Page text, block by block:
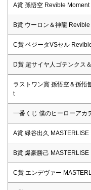
A賞 孫悟空 Revible Moment
B賞 ウーロン＆神龍
C賞 ベジータVSセル
D賞 超サイヤ人ゴテンクス
ラストワン賞 孫悟空＆孫悟
t
一番くじ 僕のヒーローアカ
A賞 緑谷出久 MASTERLISE
B賞 爆豪勝己 MASTERLISE
C賞 エンデヴァー